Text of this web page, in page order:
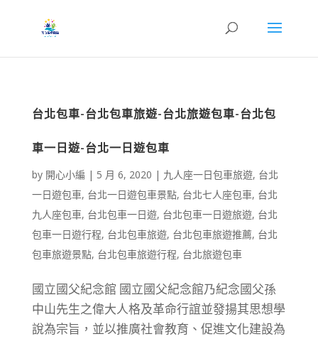
台北包車-台北包車旅遊-台北旅遊包車-台北包
車一日遊-台北一日遊包車
by 開心小編 | 5 月 6, 2020 | 九人座一日包車旅遊, 台北
一日遊包車, 台北一日遊包車景點, 台北七人座包車, 台北
九人座包車, 台北包車一日遊, 台北包車一日遊旅遊, 台北
包車一日遊行程, 台北包車旅遊, 台北包車旅遊推薦, 台北
包車旅遊景點, 台北包車旅遊行程, 台北旅遊包車
國立國父紀念館 國立國父紀念館乃紀念國父孫
中山先生之偉大人格及革命行誼並發揚其思想學
說為宗旨，並以推廣社會教育、促進文化建設為